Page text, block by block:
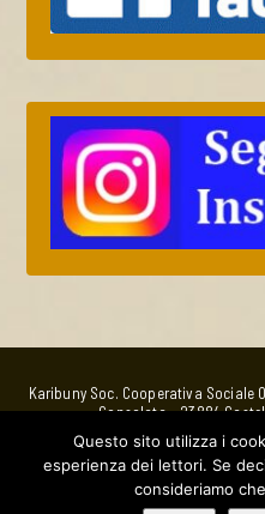
Karibuny Soc. Cooperativa Sociale
Consolata - 23884
Bottega
via Nino Bixio, 5 - 23880
Email:
C.F.e P. IVA: 01941210138
Questo sito utilizza i
esperienza dei lettori. Se
consideriamo